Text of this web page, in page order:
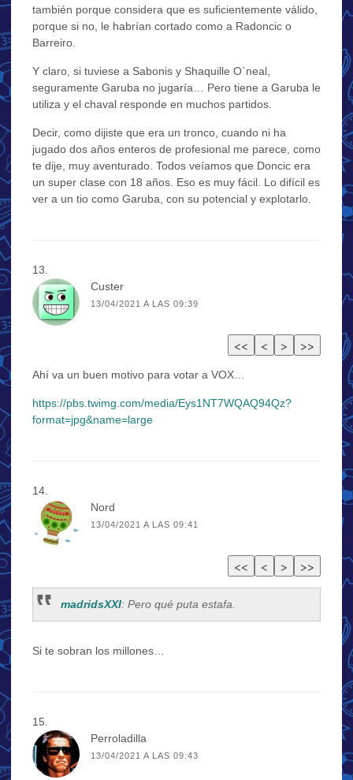
también porque considera que es suficientemente válido,
porque si no, le habrían cortado como a Radoncic o
Barreiro.
Y claro, si tuviese a Sabonis y Shaquille O`neal,
seguramente Garuba no jugaría… Pero tiene a Garuba le
utiliza y el chaval responde en muchos partidos.
Decir, como dijiste que era un tronco, cuando ni ha
jugado dos años enteros de profesional me parece, como
te dije, muy aventurado. Todos veíamos que Doncic era
un super clase con 18 años. Eso es muy fácil. Lo difícil es
ver a un tio como Garuba, con su potencial y explotarlo.
Custer
13/04/2021 A LAS 09:39
Ahí va un buen motivo para votar a VOX…
https://pbs.twimg.com/media/Eys1NT7WQAQ94Qz?
format=jpg&name=large
Nord
13/04/2021 A LAS 09:41
madridsXXI: Pero qué puta estafa.
Si te sobran los millones…
Perroladilla
13/04/2021 A LAS 09:43